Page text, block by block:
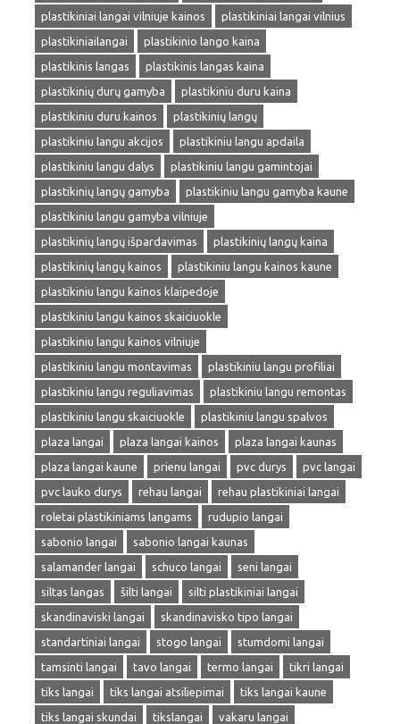
plastikiniai langai vilniuje kainos
plastikiniai langai vilnius
plastikiniailangai
plastikinio lango kaina
plastikinis langas
plastikinis langas kaina
plastikinių durų gamyba
plastikiniu duru kaina
plastikiniu duru kainos
plastikinių langų
plastikiniu langu akcijos
plastikiniu langu apdaila
plastikiniu langu dalys
plastikiniu langu gamintojai
plastikinių langų gamyba
plastikiniu langu gamyba kaune
plastikiniu langu gamyba vilniuje
plastikinių langų išpardavimas
plastikinių langų kaina
plastikinių langų kainos
plastikiniu langu kainos kaune
plastikiniu langu kainos klaipedoje
plastikiniu langu kainos skaiciuokle
plastikiniu langu kainos vilniuje
plastikiniu langu montavimas
plastikiniu langu profiliai
plastikiniu langu reguliavimas
plastikiniu langu remontas
plastikiniu langu skaiciuokle
plastikiniu langu spalvos
plaza langai
plaza langai kainos
plaza langai kaunas
plaza langai kaune
prienu langai pvc durys
pvc langai
pvc lauko durys
rehau langai
rehau plastikiniai langai
roletai plastikiniams langams
rudupio langai
sabonio langai
sabonio langai kaunas
salamander langai
schuco langai
seni langai
siltas langas
šilti langai
silti plastikiniai langai
skandinaviski langai
skandinavisko tipo langai
standartiniai langai
stogo langai
stumdomi langai
tamsinti langai
tavo langai termo langai
tikri langai
tiks langai
tiks langai atsiliepimai
tiks langai kaune
tiks langai skundai
tikslangai
vakaru langai